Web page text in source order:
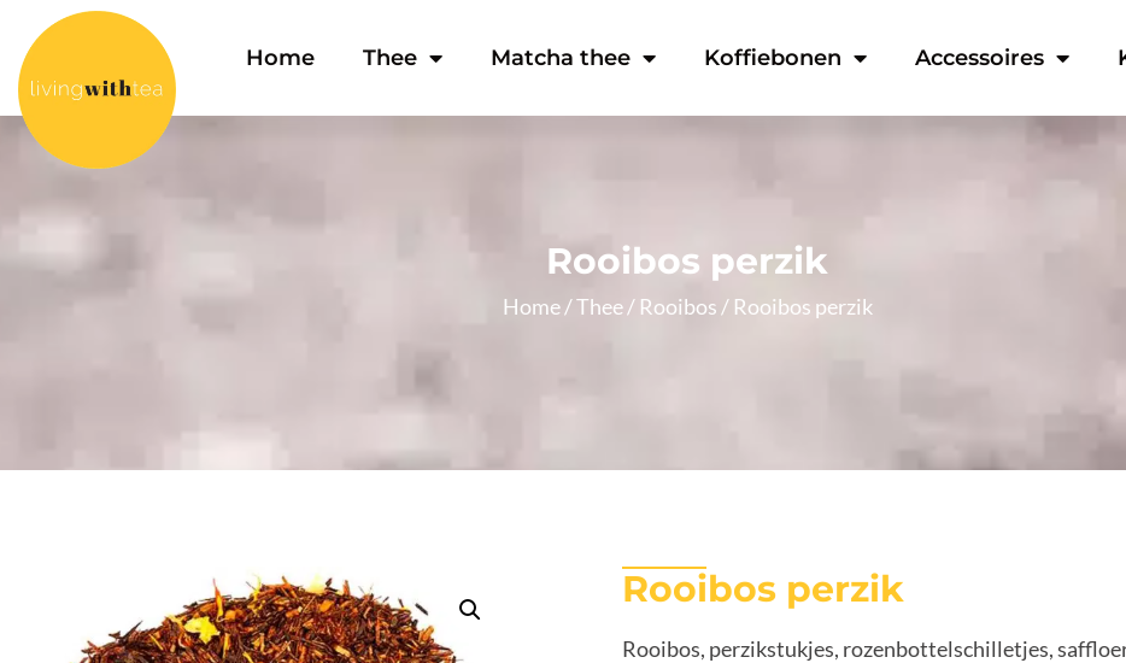
Home Thee Matcha thee Koffiebonen Accessoires
Rooibos perzik
Home/Thee/ Rooibos / Rooibos perzik
Rooibos perzik
Rooibos, perzikstukjes, rozenbottelschilletjes,